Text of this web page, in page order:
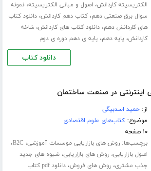
الکتریسیته کاردانش، اصول و مبانی الکتریسیته،نمونه
سوال برق صنعتی دهم،کتاب دهم کاردانش،دانلود کتاب
های کاردانش دهم،دانلود کتاب های کاردانش،شاخه
کاردانش، پایه دهم، پایه ی دهم دوره ی دوم
دانلود کتاب
اینترنتی در صنعت ساختمان
از:حمید اسدبیگی
موضوع:کتاب‌های علوم اقتصادی
۱۰ صفحه
برچسب‌ها:روش های بازاریابی موسسات آموزشی،B2C،
اصول بازاریابی، روش های بازاریابی،شیوه های جدید
جذب مشتری،روش های فروش،
دانلود pdf کتاب